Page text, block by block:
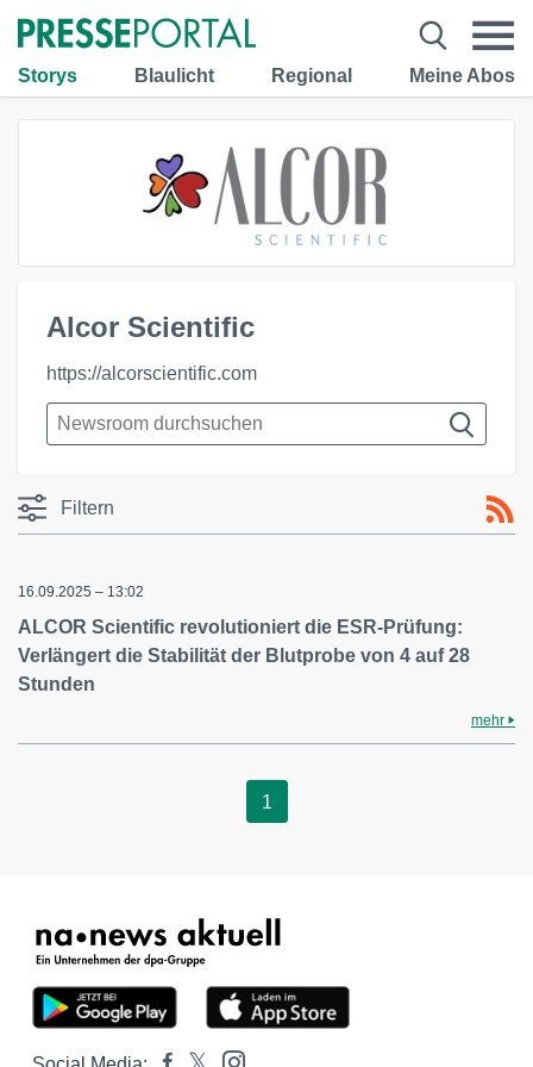
Storys Blaulicht Regional Meine Abos
Alcor Scientific
https://alcorscientific.com
Filtern
16.09.2025 – 13:02
ALCOR Scientific revolutioniert die ESR-Prüfung:
Verlängert die Stabilität der Blutprobe von 4 auf 28
Stunden
mehr
1